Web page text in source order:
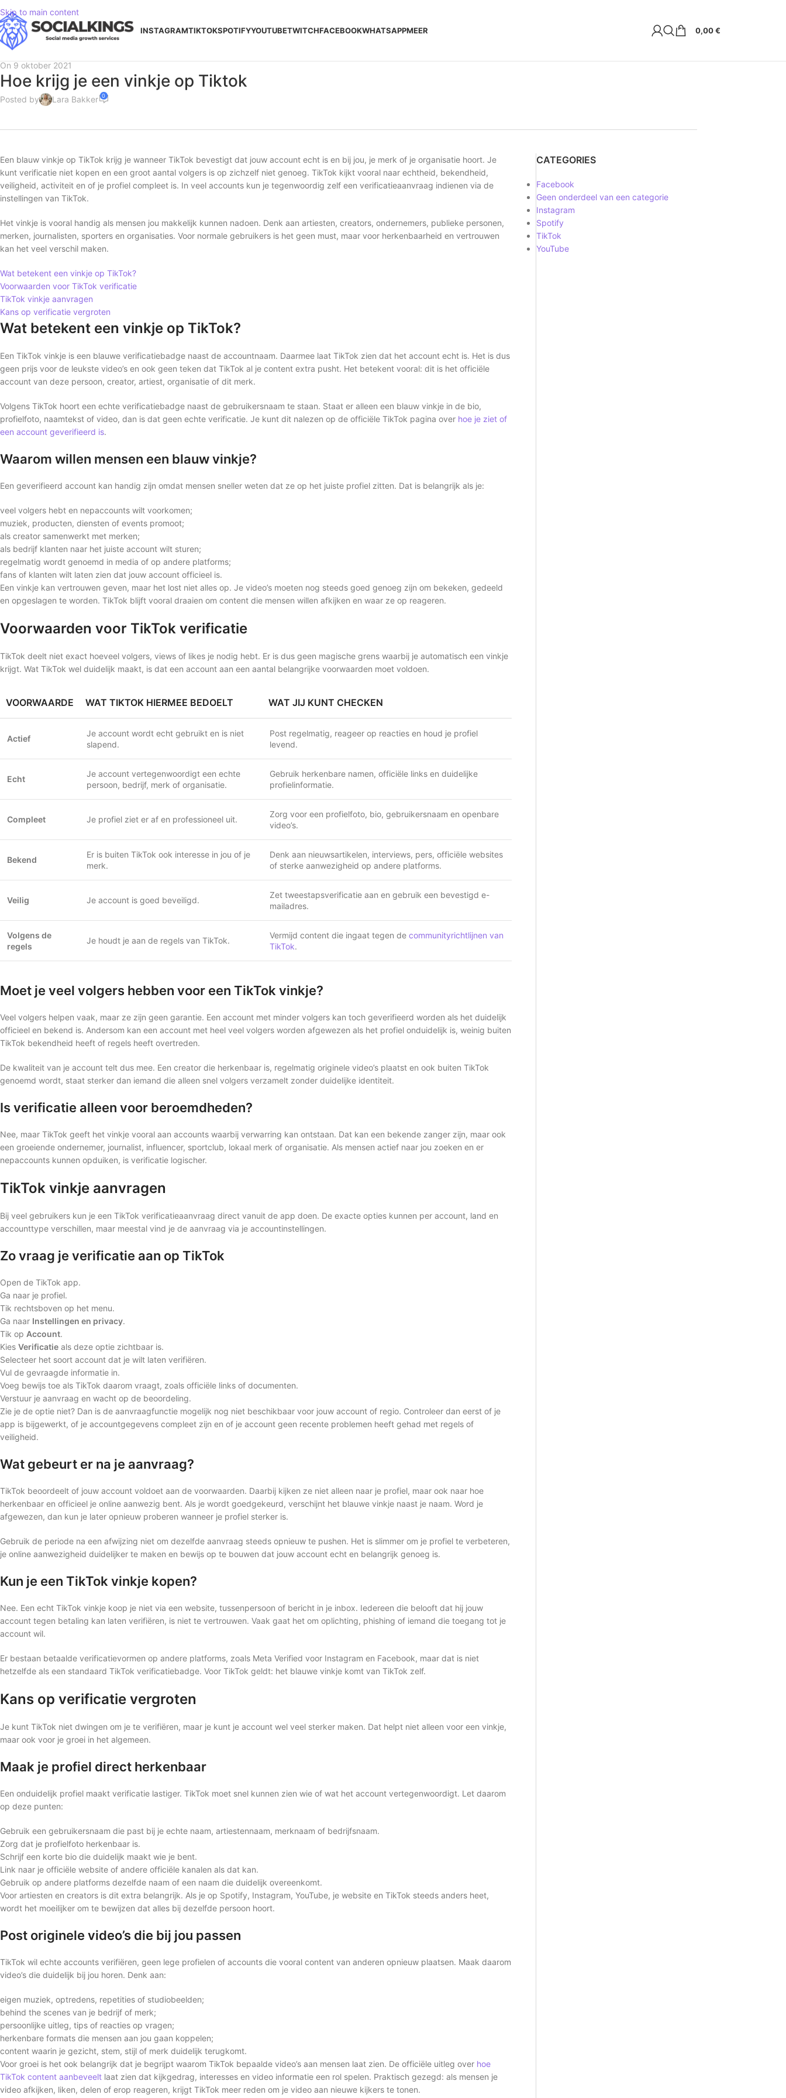
Skip to main content
INSTAGRAMTIKTOKSPOTIFYYOUTUBETWITCHFACEBOOKWHATSAPPMEER 0,00€
On 9 oktober 2021
Hoe krijg je een vinkje op Tiktok
Posted by Lara Bakker 0
Een blauw vinkje op TikTok krijg je wanneer TikTok bevestigt dat jouw account echt is en bij jou, je merk of je organisatie hoort. Je
kunt verificatie niet kopen en een groot aantal volgers is op zichzelf niet genoeg. TikTok kijkt vooral naar echtheid, bekendheid,
veiligheid, activiteit en of je profiel compleet is. In veel accounts kun je tegenwoordig zelf een verificatieaanvraag indienen via de
instellingen van TikTok.
Het vinkje is vooral handig als mensen jou makkelijk kunnen nadoen. Denk aan artiesten, creators, ondernemers, publieke personen,
merken, journalisten, sporters en organisaties. Voor normale gebruikers is het geen must, maar voor herkenbaarheid en vertrouwen
kan het veel verschil maken.
Wat betekent een vinkje op TikTok?
Voorwaarden voor TikTok verificatie
TikTok vinkje aanvragen
Kans op verificatie vergroten
Wat betekent een vinkje op TikTok?
Een TikTok vinkje is een blauwe verificatiebadge naast de accountnaam. Daarmee laat TikTok zien dat het account echt is. Het is dus
geen prijs voor de leukste video’s en ook geen teken dat TikTok al je content extra pusht. Het betekent vooral: dit is het officiële
account van deze persoon, creator, artiest, organisatie of dit merk.
Volgens TikTok hoort een echte verificatiebadge naast de gebruikersnaam te staan. Staat er alleen een blauw vinkje in de bio,
profielfoto, naamtekst of video, dan is dat geen echte verificatie. Je kunt dit nalezen op de officiële TikTok pagina over hoe je ziet of
een account geverifieerd is.
Waarom willen mensen een blauw vinkje?
Een geverifieerd account kan handig zijn omdat mensen sneller weten dat ze op het juiste profiel zitten. Dat is belangrijk als je:
veel volgers hebt en nepaccounts wilt voorkomen;
muziek, producten, diensten of events promoot;
als creator samenwerkt met merken;
als bedrijf klanten naar het juiste account wilt sturen;
regelmatig wordt genoemd in media of op andere platforms;
fans of klanten wilt laten zien dat jouw account officieel is.
Een vinkje kan vertrouwen geven, maar het lost niet alles op. Je video’s moeten nog steeds goed genoeg zijn om bekeken, gedeeld
en opgeslagen te worden. TikTok blijft vooral draaien om content die mensen willen afkijken en waar ze op reageren.
Voorwaarden voor TikTok verificatie
TikTok deelt niet exact hoeveel volgers, views of likes je nodig hebt. Er is dus geen magische grens waarbij je automatisch een vinkje
krijgt. Wat TikTok wel duidelijk maakt, is dat een account aan een aantal belangrijke voorwaarden moet voldoen.
VOORWAARDE WAT TIKTOK HIERMEE BEDOELT WAT JIJ KUNT CHECKEN
Actief
Je account wordt echt gebruikt en is niet
slapend.
Post regelmatig, reageer op reacties en houd je profiel
levend.
Echt
Je account vertegenwoordigt een echte
persoon, bedrijf, merk of organisatie.
Gebruik herkenbare namen, officiële links en duidelijke
profielinformatie.
Compleet Je profiel ziet er af en professioneel uit.
Zorg voor een profielfoto, bio, gebruikersnaam en openbare
video’s.
Bekend
Er is buiten TikTok ook interesse in jou of je
merk.
Denk aan nieuwsartikelen, interviews, pers, officiële websites
of sterke aanwezigheid op andere platforms.
Veilig Je account is goed beveiligd.
Zet tweestapsverificatie aan en gebruik een bevestigd e-
mailadres.
Volgens de
regels
Je houdt je aan de regels van TikTok.
Vermijd content die ingaat tegen de communityrichtlijnen van
TikTok.
Moet je veel volgers hebben voor een TikTok vinkje?
Veel volgers helpen vaak, maar ze zijn geen garantie. Een account met minder volgers kan toch geverifieerd worden als het duidelijk
officieel en bekend is. Andersom kan een account met heel veel volgers worden afgewezen als het profiel onduidelijk is, weinig buiten
TikTok bekendheid heeft of regels heeft overtreden.
De kwaliteit van je account telt dus mee. Een creator die herkenbaar is, regelmatig originele video’s plaatst en ook buiten TikTok
genoemd wordt, staat sterker dan iemand die alleen snel volgers verzamelt zonder duidelijke identiteit.
Is verificatie alleen voor beroemdheden?
Nee, maar TikTok geeft het vinkje vooral aan accounts waarbij verwarring kan ontstaan. Dat kan een bekende zanger zijn, maar ook
een groeiende ondernemer, journalist, influencer, sportclub, lokaal merk of organisatie. Als mensen actief naar jou zoeken en er
nepaccounts kunnen opduiken, is verificatie logischer.
TikTok vinkje aanvragen
Bij veel gebruikers kun je een TikTok verificatieaanvraag direct vanuit de app doen. De exacte opties kunnen per account, land en
accounttype verschillen, maar meestal vind je de aanvraag via je accountinstellingen.
Zo vraag je verificatie aan op TikTok
Open de TikTok app.
Ga naar je profiel.
Tik rechtsboven op het menu.
Ga naar Instellingen en privacy.
Tik op Account.
Kies Verificatie als deze optie zichtbaar is.
Selecteer het soort account dat je wilt laten verifiëren.
Vul de gevraagde informatie in.
Voeg bewijs toe als TikTok daarom vraagt, zoals officiële links of documenten.
Verstuur je aanvraag en wacht op de beoordeling.
Zie je de optie niet? Dan is de aanvraagfunctie mogelijk nog niet beschikbaar voor jouw account of regio. Controleer dan eerst of je
app is bijgewerkt, of je accountgegevens compleet zijn en of je account geen recente problemen heeft gehad met regels of
veiligheid.
Wat gebeurt er na je aanvraag?
TikTok beoordeelt of jouw account voldoet aan de voorwaarden. Daarbij kijken ze niet alleen naar je profiel, maar ook naar hoe
herkenbaar en officieel je online aanwezig bent. Als je wordt goedgekeurd, verschijnt het blauwe vinkje naast je naam. Word je
afgewezen, dan kun je later opnieuw proberen wanneer je profiel sterker is.
Gebruik de periode na een afwijzing niet om dezelfde aanvraag steeds opnieuw te pushen. Het is slimmer om je profiel te verbeteren,
je online aanwezigheid duidelijker te maken en bewijs op te bouwen dat jouw account echt en belangrijk genoeg is.
Kun je een TikTok vinkje kopen?
Nee. Een echt TikTok vinkje koop je niet via een website, tussenpersoon of bericht in je inbox. Iedereen die belooft dat hij jouw
account tegen betaling kan laten verifiëren, is niet te vertrouwen. Vaak gaat het om oplichting, phishing of iemand die toegang tot je
account wil.
Er bestaan betaalde verificatievormen op andere platforms, zoals Meta Verified voor Instagram en Facebook, maar dat is niet
hetzelfde als een standaard TikTok verificatiebadge. Voor TikTok geldt: het blauwe vinkje komt van TikTok zelf.
Kans op verificatie vergroten
Je kunt TikTok niet dwingen om je te verifiëren, maar je kunt je account wel veel sterker maken. Dat helpt niet alleen voor een vinkje,
maar ook voor je groei in het algemeen.
Maak je profiel direct herkenbaar
Een onduidelijk profiel maakt verificatie lastiger. TikTok moet snel kunnen zien wie of wat het account vertegenwoordigt. Let daarom
op deze punten:
Gebruik een gebruikersnaam die past bij je echte naam, artiestennaam, merknaam of bedrijfsnaam.
Zorg dat je profielfoto herkenbaar is.
Schrijf een korte bio die duidelijk maakt wie je bent.
Link naar je officiële website of andere officiële kanalen als dat kan.
Gebruik op andere platforms dezelfde naam of een naam die duidelijk overeenkomt.
Voor artiesten en creators is dit extra belangrijk. Als je op Spotify, Instagram, YouTube, je website en TikTok steeds anders heet,
wordt het moeilijker om te bewijzen dat alles bij dezelfde persoon hoort.
Post originele video’s die bij jou passen
TikTok wil echte accounts verifiëren, geen lege profielen of accounts die vooral content van anderen opnieuw plaatsen. Maak daarom
video’s die duidelijk bij jou horen. Denk aan:
eigen muziek, optredens, repetities of studiobeelden;
behind the scenes van je bedrijf of merk;
persoonlijke uitleg, tips of reacties op vragen;
herkenbare formats die mensen aan jou gaan koppelen;
content waarin je gezicht, stem, stijl of merk duidelijk terugkomt.
Voor groei is het ook belangrijk dat je begrijpt waarom TikTok bepaalde video’s aan mensen laat zien. De officiële uitleg over hoe
TikTok content aanbeveelt laat zien dat kijkgedrag, interesses en video informatie een rol spelen. Praktisch gezegd: als mensen je
video afkijken, liken, delen of erop reageren, krijgt TikTok meer reden om je video aan nieuwe kijkers te tonen.
CATEGORIES
Facebook
Geen onderdeel van een categorie
Instagram
Spotify
TikTok
YouTube